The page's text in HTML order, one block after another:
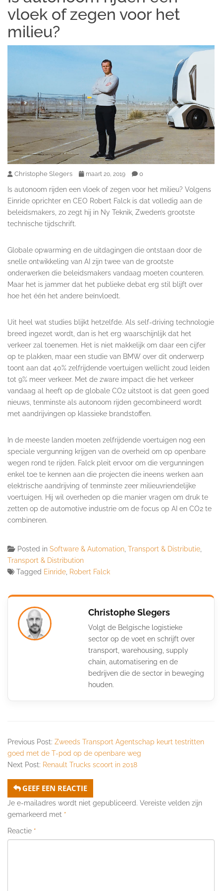
vloek of zegen voor het
milieu?
Christophe Slegers maart 20, 2019 0
Is autonoom rijden een vloek of zegen voor het milieu? Volgens
Einride oprichter en CEO Robert Falck is dat volledig aan de
beleidsmakers, zo zegt hij in Ny Teknik, Zweden’s grootste
technische tijdschrift.
Globale opwarming en de uitdagingen die ontstaan door de
snelle ontwikkeling van AI zijn twee van de grootste
onderwerken die beleidsmakers vandaag moeten counteren.
Maar het is jammer dat het publieke debat erg stil blijft over
hoe het één het andere beïnvloedt.
Uit heel wat studies blijkt hetzelfde. Als self-driving technologie
breed ingezet wordt, dan is het erg waarschijnlijk dat het
verkeer zal toenemen. Het is niet makkelijk om daar een cijfer
op te plakken, maar een studie van BMW over dit onderwerp
toont aan dat 40% zelfrijdende voertuigen wellicht zoud leiden
tot 9% meer verkeer. Met de zware impact die het verkeer
vandaag al heeft op de globale CO2 uitstoot is dat geen goed
nieuws, tenminste als autonoom rijden gecombineerd wordt
met aandrijvingen op klassieke brandstoffen.
In de meeste landen moeten zelfrijdende voertuigen nog een
speciale vergunning krijgen van de overheid om op openbare
wegen rond te rijden. Falck pleit ervoor om die vergunningen
enkel toe te kennen aan die projecten die ineens werken aan
elektrische aandrijving of tenminste zeer milieuvriendelijke
voertuigen. Hij wil overheden op die manier vragen om druk te
zetten op de automotive industrie om de focus op AI en CO2 te
combineren.
Posted in Software & Automation Transport & Distributie
Transport & Distribution
Tagged Einride Robert Falck
Christophe Slegers
Volgt de Belgische logistieke
sector op de voet en schrijft over
transport, warehousing, supply
chain, automatisering en de
bedrijven die de sector in beweging
houden.
Previous Post: Zweeds Transport Agentschap keurt testritten
goed met de T-pod op de openbare weg
Next Post: Renault Trucks scoort in 2018
GEEF EEN REACTIE
Je e-mailadres wordt niet gepubliceerd. Vereiste velden zijn
gemarkeerd met *
Reactie *